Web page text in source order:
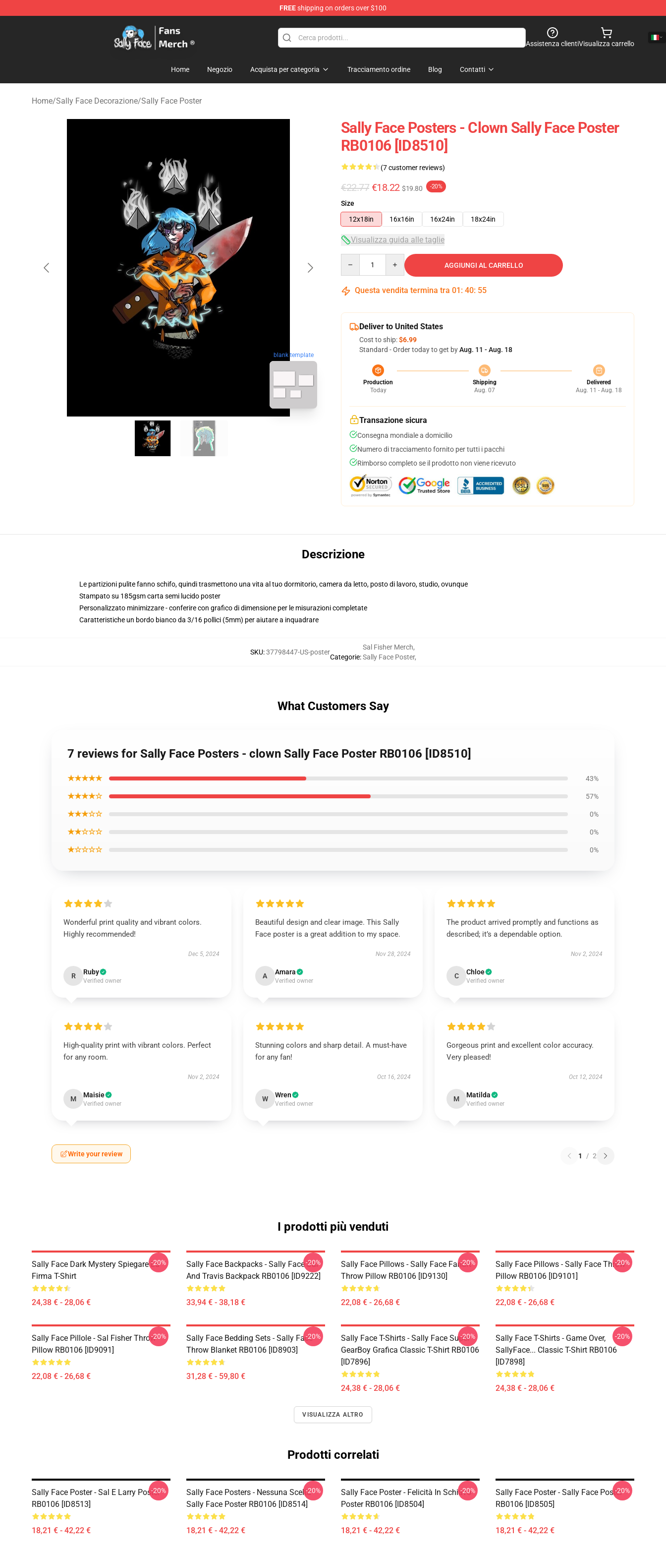
FREEshipping on orders over $100
Sally Face Store - Official Sally Face Merchandise Shop
Assistenza clientiVisualizza carrello
Home Negozio Acquista per categoria Tracciamento ordine Blog Contatti
Home/Sally Face Decorazione/Sally Face Poster
blank template
Sally Face Posters - Clown Sally Face Poster
RB0106 [ID8510]
(7 customer reviews)
€22.77 €18.22 $19.80 -20%
Size
12x18in
16x16in 16x24in 18x24in
Visualizza guida alle taglie
AGGIUNGI AL CARRELLO
Questa vendita termina tra 01 : 40: 54
Deliver to United States
Cost to ship:$6.99
Standard - Order today to get byAug. 11 - Aug. 18
Production
Today
Shipping
Aug. 07
Delivered
Aug. 11 - Aug. 18
Transazione sicura
Consegna mondiale a domicilio
Numero di tracciamento fornito per tutti i pacchi
Rimborso completo se il prodotto non viene ricevuto
Descrizione
Le partizioni pulite fanno schifo, quindi trasmettono una vita al tuo dormitorio, camera da letto, posto di lavoro, studio, ovunque
Stampato su 185gsm carta semi lucido poster
Personalizzato minimizzare - conferire con grafico di dimensione per le misurazioni completate
Caratteristiche un bordo bianco da 3/16 pollici (5mm) per aiutare a inquadrare
SKU:37798447-US-poster
Categorie:
Sal Fisher Merch,
Sally Face Poster,
What Customers Say
7 reviews for Sally Face Posters - clown Sally Face Poster RB0106 [ID8510]
★★★★★ 43%
★★★★☆ 57%
★★★☆☆ 0%
★★☆☆☆ 0%
★☆☆☆☆ 0%
Wonderful print quality and vibrant colors.
Highly recommended!
Dec 5, 2024
R Ruby
Verified owner
Beautiful design and clear image. This Sally
Face poster is a great addition to my space.
Nov 28, 2024
A Amara
Verified owner
The product arrived promptly and functions as
described; it’s a dependable option.
Nov 2, 2024
C Chloe
Verified owner
High-quality print with vibrant colors. Perfect
for any room.
Nov 2, 2024
M Maisie
Verified owner
Stunning colors and sharp detail. A must-have
for any fan!
Oct 16, 2024
W Wren
Verified owner
Gorgeous print and excellent color accuracy.
Very pleased!
Oct 12, 2024
M Matilda
Verified owner
Write your review 1 / 2
I prodotti più venduti
Sally Face Dark Mystery Spiegare La
Firma T-Shirt
24,38 € - 28,06 €
-20%
Sally Face Backpacks - Sally Face Sal
And Travis Backpack RB0106 [ID9222]
33,94 € - 38,18 €
-20%
Sally Face Pillows - Sally Face Fanart
Throw Pillow RB0106 [ID9130]
22,08 € - 26,68 €
-20%
Sally Face Pillows - Sally Face Throw
Pillow RB0106 [ID9101]
22,08 € - 26,68 €
-20%
Sally Face Pillole - Sal Fisher Throw
Pillow RB0106 [ID9091]
22,08 € - 26,68 €
-20%
Sally Face Bedding Sets - Sally Face
Throw Blanket RB0106 [ID8903]
31,28 € - 59,80 €
-20%
Sally Face T-Shirts - Sally Face Super
GearBoy Grafica Classic T-Shirt RB0106
[ID7896]
24,38 € - 28,06 €
-20%
Sally Face T-Shirts - Game Over,
SallyFace... Classic T-Shirt RB0106
[ID7898]
24,38 € - 28,06 €
-20%
VISUALIZZA ALTRO
Prodotti correlati
Sally Face Poster - Sal E Larry Poster
RB0106 [ID8513]
18,21 € - 42,22 €
-20%
Sally Face Posters - Nessuna Scelta -
Sally Face Poster RB0106 [ID8514]
18,21 € - 42,22 €
-20%
Sally Face Poster - Felicità In Schiavo
Poster RB0106 [ID8504]
18,21 € - 42,22 €
-20%
Sally Face Poster - Sally Face Poster
RB0106 [ID8505]
18,21 € - 42,22 €
-20%